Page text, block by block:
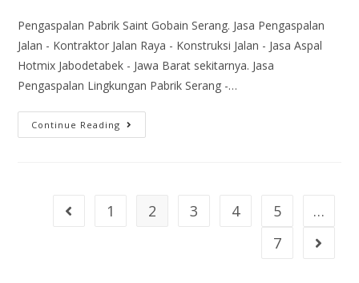
Pengaspalan Pabrik Saint Gobain Serang. Jasa Pengaspalan
Jalan - Kontraktor Jalan Raya - Konstruksi Jalan - Jasa Aspal
Hotmix Jabodetabek - Jawa Barat sekitarnya. Jasa
Pengaspalan Lingkungan Pabrik Serang -…
Continue Reading
1 2 3 4 5
…
7